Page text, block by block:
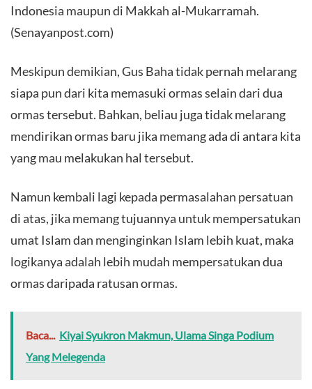
Indonesia maupun di Makkah al-Mukarramah.
(Senayanpost.com)
​Meskipun demikian, Gus Baha tidak pernah melarang
siapa pun dari kita memasuki ormas selain dari dua
ormas tersebut. Bahkan, beliau juga tidak melarang
mendirikan ormas baru jika memang ada di antara kita
yang mau melakukan hal tersebut.
​Namun kembali lagi kepada permasalahan persatuan
di atas, jika memang tujuannya untuk mempersatukan
umat Islam dan menginginkan Islam lebih kuat, maka
logikanya adalah lebih mudah mempersatukan dua
ormas daripada ratusan ormas.
Baca... Kiyai Syukron Makmun, Ulama Singa Podium
Yang Melegenda